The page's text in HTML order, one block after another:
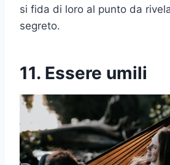
si fida di loro al punto da
segreto.
11. Essere umili